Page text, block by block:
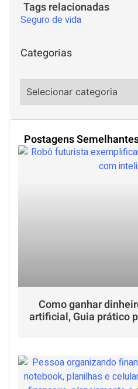
Tags relacionadas
Seguro de vida
Categorias
Postagens
Como ganhar
artificial, Guia prático